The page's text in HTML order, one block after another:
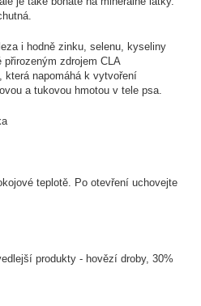
i hodně zinku, selenu, kyseliny
zdrojem CLA
která napomáhá k vytvoření
a tukovou hmotou v tele psa.
teplotě. Po otevření uchovejte
produkty - hovězí droby, 30%